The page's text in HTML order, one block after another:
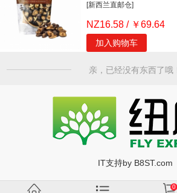
[新西兰直邮仓]
NZ16.58 / ￥69.64
加入购物车
亲，已经没有东西了哦
IT支持by B8ST.com
0